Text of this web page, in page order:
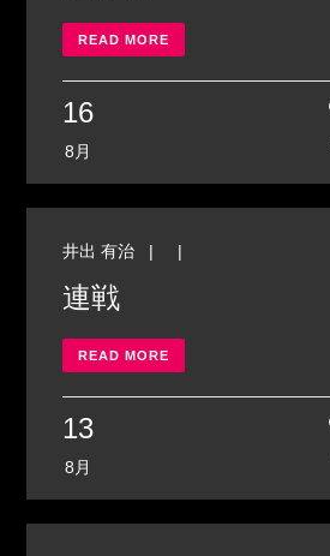
READ MORE
16
8月
井出 有治 | |
連戦
READ MORE
13
8月